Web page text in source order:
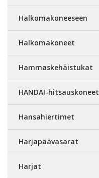
Halkomakoneeseen
Halkomakoneet
Hammaskehäistukat
HANDAI-hitsauskoneet
Hansahiertimet
Harjapäävasarat
Harjat